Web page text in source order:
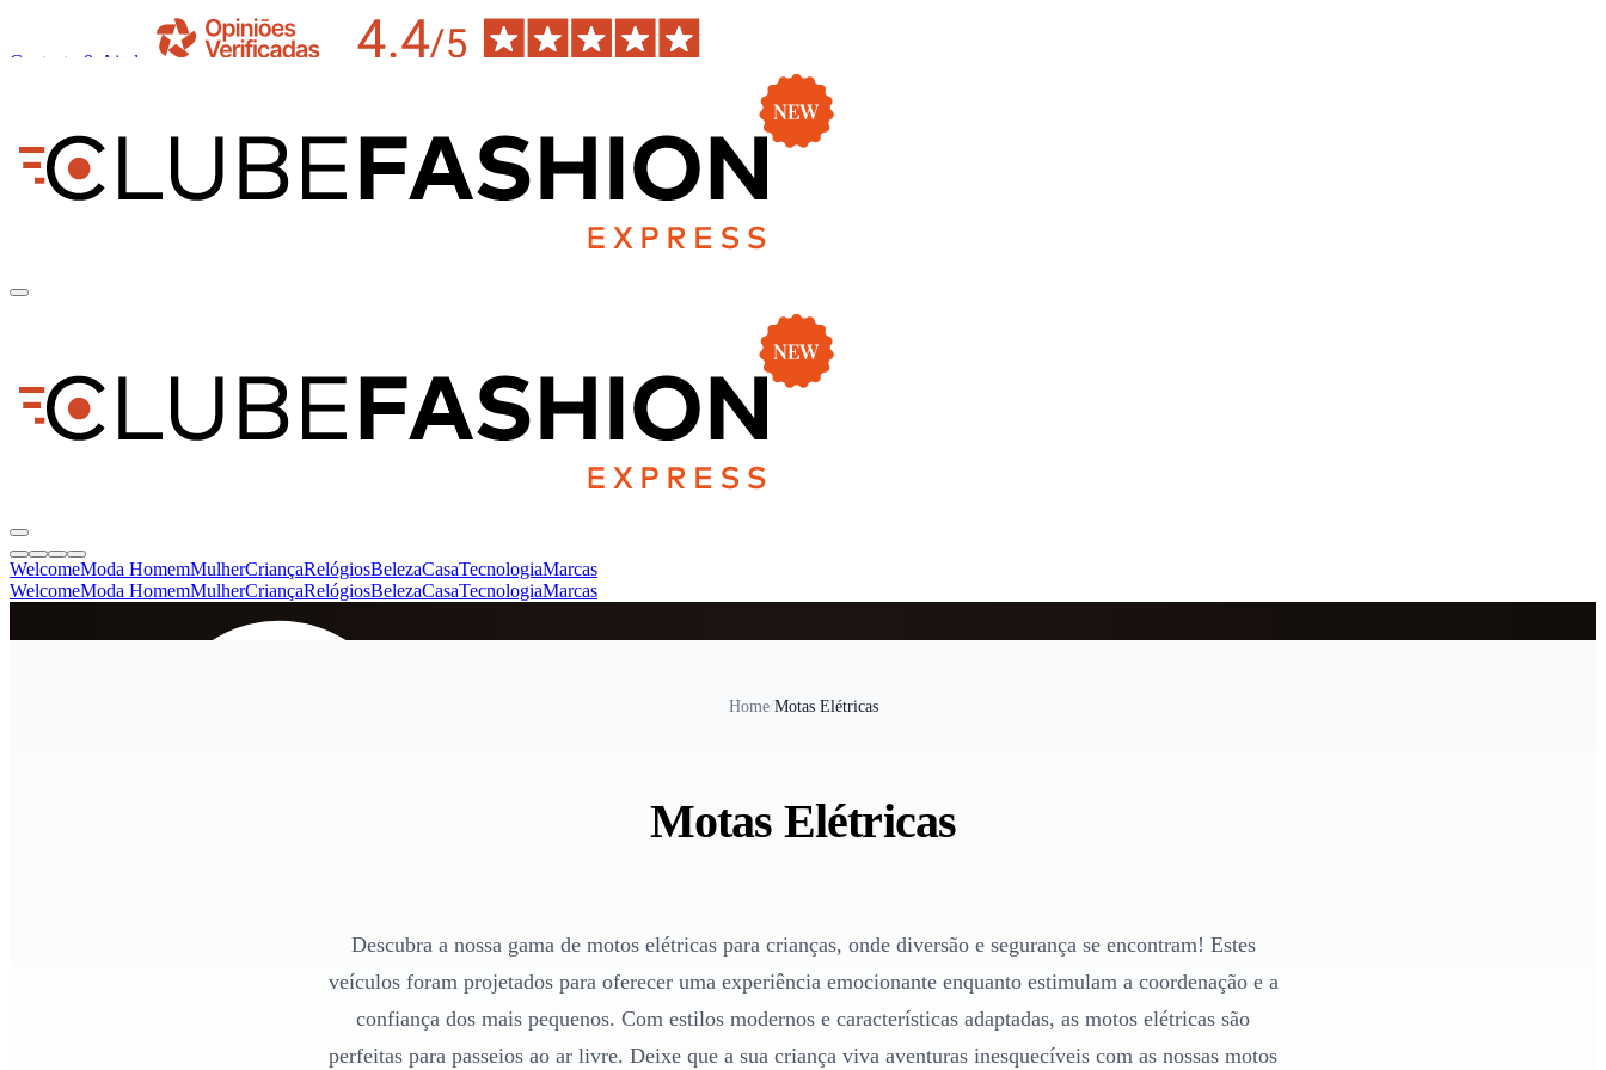
Contacto & Ajuda
WelcomeModa HomemMulherCriançaRelógiosBelezaCasaTecnologiaMarcas
WelcomeModa HomemMulherCriançaRelógiosBelezaCasaTecnologiaMarcas
Home/Motas Elétricas
Motas Elétricas
Descubra a nossa gama de motos elétricas para crianças, onde diversão e segurança se encontram! Estes
veículos foram projetados para oferecer uma experiência emocionante enquanto estimulam a coordenação e a
confiança dos mais pequenos. Com estilos modernos e características adaptadas, as motos elétricas são
perfeitas para passeios ao ar livre. Deixe que a sua criança viva aventuras inesquecíveis com as nossas motos